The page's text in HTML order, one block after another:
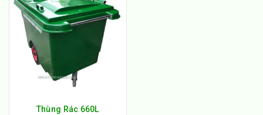
Thùng Rác 660L